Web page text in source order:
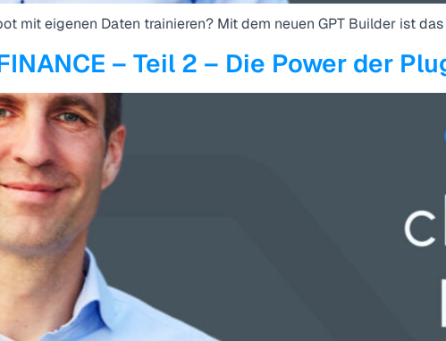
mit eigenen Daten trainieren? Mit dem neuen GPT Builder ist
– Teil 2 – Die Power der